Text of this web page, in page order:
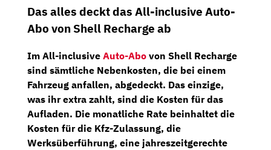
Das alles deckt das All-inclusive Auto-
Abo von Shell Recharge ab
Im All-inclusive Auto-Abo von Shell Recharge
sind sämtliche Nebenkosten, die bei einem
Fahrzeug anfallen, abgedeckt. Das einzige,
was ihr extra zahlt, sind die Kosten für das
Aufladen. Die monatliche Rate beinhaltet die
Kosten für die Kfz-Zulassung, die
Werksüberführung, eine jahreszeitgerechte